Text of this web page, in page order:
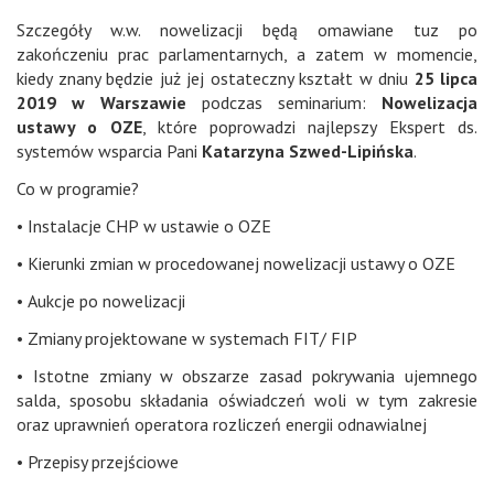
Szczegóły w.w. nowelizacji będą omawiane tuz po
zakończeniu prac parlamentarnych, a zatem w momencie,
kiedy znany będzie już jej ostateczny kształt w dniu 25 lipca
2019 w Warszawie podczas seminarium: Nowelizacja
ustawy o OZE, które poprowadzi najlepszy Ekspert ds.
systemów wsparcia Pani Katarzyna Szwed-Lipińska.
Co w programie?
• Instalacje CHP w ustawie o OZE
• Kierunki zmian w procedowanej nowelizacji ustawy o OZE
• Aukcje po nowelizacji
• Zmiany projektowane w systemach FIT/ FIP
• Istotne zmiany w obszarze zasad pokrywania ujemnego
salda, sposobu składania oświadczeń woli w tym zakresie
oraz uprawnień operatora rozliczeń energii odnawialnej
• Przepisy przejściowe